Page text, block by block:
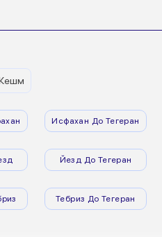
Исфахан До Тегеран
Йезд До Тегеран
Тебриз До Тегеран